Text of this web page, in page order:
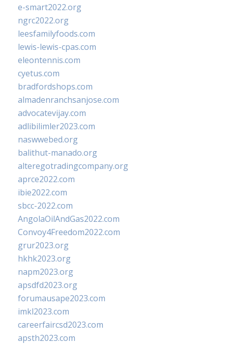
e-smart2022.org
ngrc2022.org
leesfamilyfoods.com
lewis-lewis-cpas.com
eleontennis.com
cyetus.com
bradfordshops.com
almadenranchsanjose.com
advocatevijay.com
adlibilimler2023.com
naswwebed.org
balithut-manado.org
alteregotradingcompany.org
aprce2022.com
ibie2022.com
sbcc-2022.com
AngolaOilAndGas2022.com
Convoy4Freedom2022.com
grur2023.org
hkhk2023.org
napm2023.org
apsdfd2023.org
forumausape2023.com
imkl2023.com
careerfaircsd2023.com
apsth2023.com